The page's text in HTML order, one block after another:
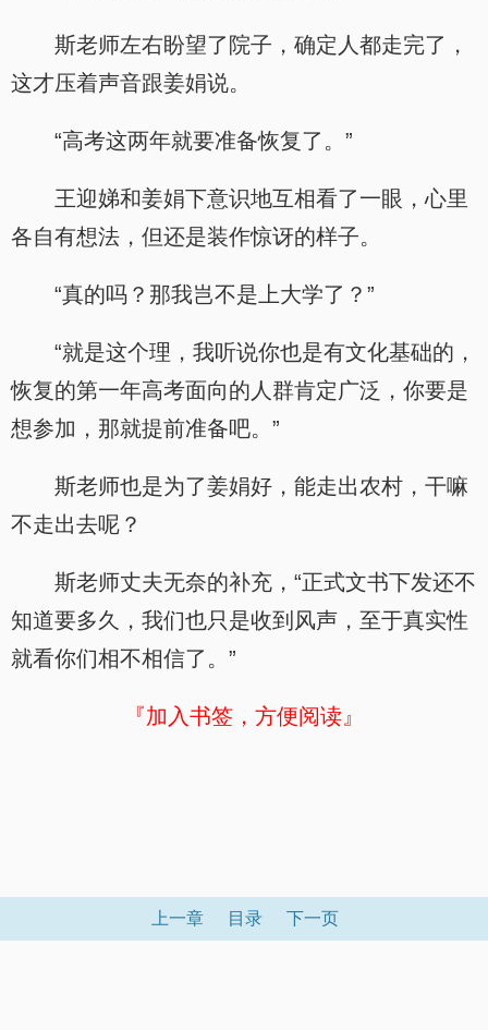
斯老师左右盼望了院子，确定人都走完了，
这才压着声音跟姜娟说。
“高考这两年就要准备恢复了。”
王迎娣和姜娟下意识地互相看了一眼，心里
各自有想法，但还是装作惊讶的样子。
“真的吗？那我岂不是上大学了？”
“就是这个理，我听说你也是有文化基础的，
恢复的第一年高考面向的人群肯定广泛，你要是
想参加，那就提前准备吧。”
斯老师也是为了姜娟好，能走出农村，干嘛
不走出去呢？
斯老师丈夫无奈的补充，“正式文书下发还不
知道要多久，我们也只是收到风声，至于真实性
就看你们相不相信了。”
『加入书签，方便阅读』
上一章 目录 下一页